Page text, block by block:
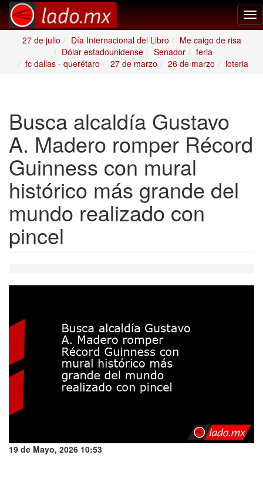
27 de julio
Día Internacional del Libro
Me caigo de risa
Dólar estadounidense
Senador
feria
fc dallas - querétaro
27 de marzo 26 de marzo loteria
Busca alcaldía Gustavo
A. Madero romper Récord
Guinness con mural
histórico más grande del
mundo realizado con
pincel
19 de Mayo, 2026 10:53